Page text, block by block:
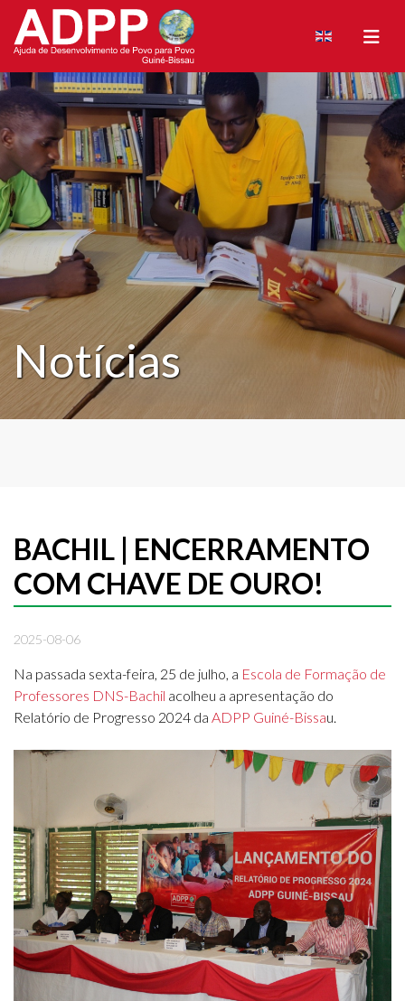
Notícias
BACHIL | ENCERRAMENTO
COM CHAVE DE OURO!
2025-08-06
Na passada sexta-feira, 25 de julho, a Escola de Formação de
Professores DNS-Bachil acolheu a apresentação do
Relatório de Progresso 2024 da ADPP Guiné-Bissau.